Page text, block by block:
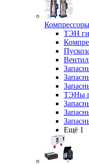
ТЭН
ТЭНы
Ещё 1